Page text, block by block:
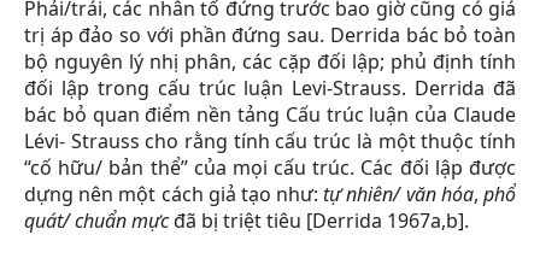
Phải/trái, các nhân tố đứng trước bao giờ cũng có giá
trị áp đảo so với phần đứng sau. Derrida bác bỏ toàn
bộ nguyên lý nhị phân, các cặp đối lập; phủ định tính
đối lập trong cấu trúc luận Levi-Strauss. Derrida đã
bác bỏ quan điểm nền tảng Cấu trúc luận của Claude
Lévi- Strauss cho rằng tính cấu trúc là một thuộc tính
“cố hữu/ bản thể” của mọi cấu trúc. Các đối lập được
dựng nên một cách giả tạo như:tựnhiên/ văn hóa,phổ
quát/ chuẩn mựcđã bị triệt tiêu [Derrida 1967a,b].